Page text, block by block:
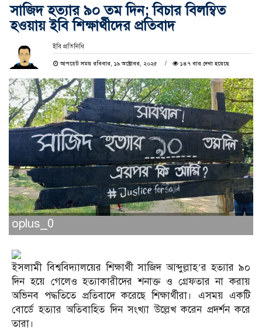
সাজিদ হত্যার ৯০ তম দিন; বিচার বিলম্বিত
হওয়ায় ইবি শিক্ষার্থীদের প্রতিবাদ
ইবি প্রতিনিধি
আপডেট সময় রবিবার, ১৯ অক্টোবর, ২০২৫ ১৪৭ বার দেখা হয়েছে
oplus_0
ইসলামী বিশ্ববিদ্যালয়ের শিক্ষার্থী সাজিদ আব্দুল্লাহ’র হত্যার ৯০
দিন হয়ে গেলেও হত্যাকারীদের শনাক্ত ও গ্রেফতার না করায়
অভিনব পদ্ধতিতে প্রতিবাদে করেছে শিক্ষার্থীরা। এসময় একটি
বোর্ডে হত্যার অতিবাহিত দিন সংখ্যা উল্লেখ করেন প্রদর্শন করে
তারা।